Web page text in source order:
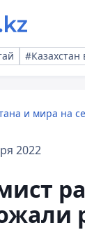
#Казахстан
и мира на
2022